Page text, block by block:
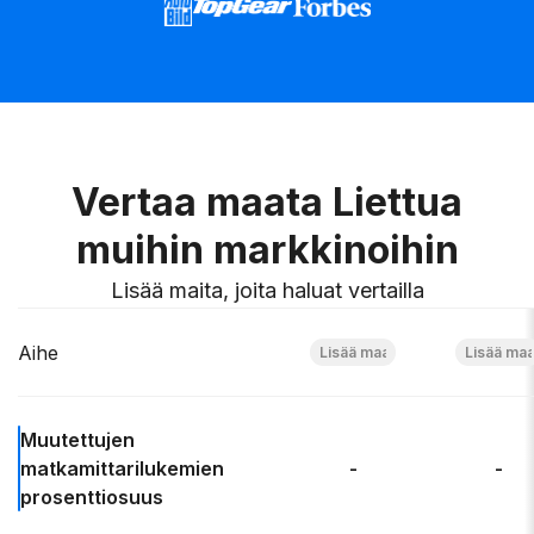
Vertaa maata Liettua
muihin markkinoihin
Lisää maita, joita haluat vertailla
Aihe
Muutettujen
matkamittarilukemien
prosenttiosuus
- -